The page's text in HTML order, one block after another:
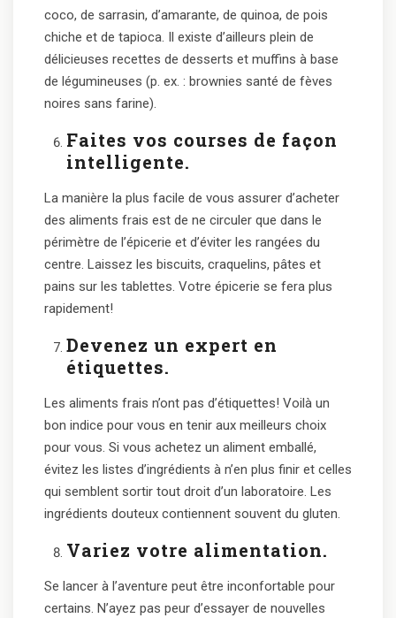
coco, de sarrasin, d’amarante, de quinoa, de pois
chiche et de tapioca. Il existe d’ailleurs plein de
délicieuses recettes de desserts et muffins à base
de légumineuses (p. ex. : brownies santé de fèves
noires sans farine).
Faites vos courses de façon
intelligente.
La manière la plus facile de vous assurer d’acheter
des aliments frais est de ne circuler que dans le
périmètre de l’épicerie et d’éviter les rangées du
centre. Laissez les biscuits, craquelins, pâtes et
pains sur les tablettes. Votre épicerie se fera plus
rapidement!
Devenez un expert en
étiquettes.
Les aliments frais n’ont pas d’étiquettes! Voilà un
bon indice pour vous en tenir aux meilleurs choix
pour vous. Si vous achetez un aliment emballé,
évitez les listes d’ingrédients à n’en plus finir et celles
qui semblent sortir tout droit d’un laboratoire. Les
ingrédients douteux contiennent souvent du gluten.
Variez votre alimentation.
Se lancer à l’aventure peut être inconfortable pour
certains. N’ayez pas peur d’essayer de nouvelles